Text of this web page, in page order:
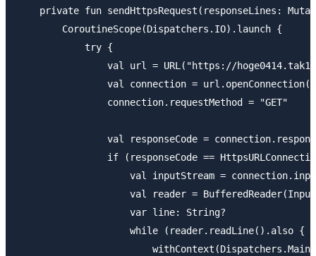
private fun sendHttpsRequest(responseLines:
        CoroutineScope(Dispatchers.IO).launch {
            try {
val url = URL("https://
val connection =
                connection.requestMethod = "GET"
val responseCode =
if (responseCode ==
val inputStream =
val reader =
                    var line: String?
while (reader.readLine().also {